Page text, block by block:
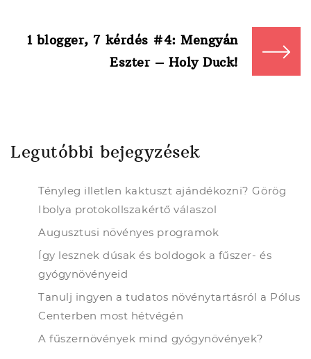
1 blogger, 7 kérdés #4: Mengyán
Eszter – Holy Duck!
Legutóbbi bejegyzések
Tényleg illetlen kaktuszt ajándékozni? Görög
Ibolya protokollszakértő válaszol
Augusztusi növényes programok
Így lesznek dúsak és boldogok a fűszer- és
gyógynövényeid
Tanulj ingyen a tudatos növénytartásról a Pólus
Centerben most hétvégén
A fűszernövények mind gyógynövények?